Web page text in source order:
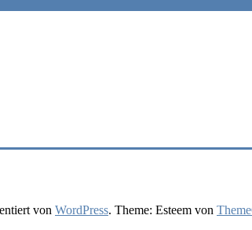
von WordPress. Theme: Esteem von